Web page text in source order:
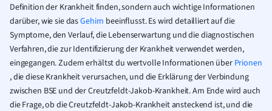
Definition der Krankheit finden, sondern auch wichtige Informationen
darüber, wie sie dasGehirn beeinflusst. Es wird detailliert auf die
Symptome, den Verlauf, die Lebenserwartung und die diagnostischen
Verfahren, die zur Identifizierung der Krankheit verwendet werden,
eingegangen. Zudem erhältst du wertvolle Informationen über Prionen
, die diese Krankheit verursachen, und die Erklärung der Verbindung
zwischen BSE und der Creutzfeldt-Jakob-Krankheit. Am Ende wird auch
die Frage, ob die Creutzfeldt-Jakob-Krankheit ansteckend ist, und die